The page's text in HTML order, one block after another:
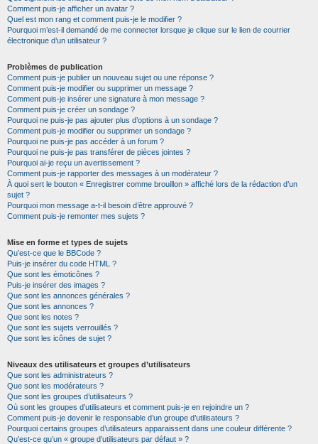
Comment puis-je afficher un avatar ?
Quel est mon rang et comment puis-je le modifier ?
Pourquoi m’est-il demandé de me connecter lorsque je clique sur le lien de courrier
électronique d’un utilisateur ?
Problèmes de publication
Comment puis-je publier un nouveau sujet ou une réponse ?
Comment puis-je modifier ou supprimer un message ?
Comment puis-je insérer une signature à mon message ?
Comment puis-je créer un sondage ?
Pourquoi ne puis-je pas ajouter plus d’options à un sondage ?
Comment puis-je modifier ou supprimer un sondage ?
Pourquoi ne puis-je pas accéder à un forum ?
Pourquoi ne puis-je pas transférer de pièces jointes ?
Pourquoi ai-je reçu un avertissement ?
Comment puis-je rapporter des messages à un modérateur ?
À quoi sert le bouton « Enregistrer comme brouillon » affiché lors de la rédaction d’un
sujet ?
Pourquoi mon message a-t-il besoin d’être approuvé ?
Comment puis-je remonter mes sujets ?
Mise en forme et types de sujets
Qu’est-ce que le BBCode ?
Puis-je insérer du code HTML ?
Que sont les émoticônes ?
Puis-je insérer des images ?
Que sont les annonces générales ?
Que sont les annonces ?
Que sont les notes ?
Que sont les sujets verrouillés ?
Que sont les icônes de sujet ?
Niveaux des utilisateurs et groupes d’utilisateurs
Que sont les administrateurs ?
Que sont les modérateurs ?
Que sont les groupes d’utilisateurs ?
Où sont les groupes d’utilisateurs et comment puis-je en rejoindre un ?
Comment puis-je devenir le responsable d’un groupe d’utilisateurs ?
Pourquoi certains groupes d’utilisateurs apparaissent dans une couleur différente ?
Qu’est-ce qu’un « groupe d’utilisateurs par défaut » ?